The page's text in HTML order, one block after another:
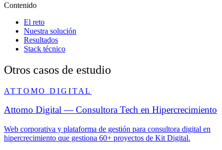
Contenido
El reto
Nuestra solución
Resultados
Stack técnico
Otros casos de estudio
ATTOMO DIGITAL
Attomo Digital — Consultora Tech en Hipercrecimiento
Web corporativa y plataforma de gestión para consultora digital en
hipercrecimiento que gestiona 60+ proyectos de Kit Digital.